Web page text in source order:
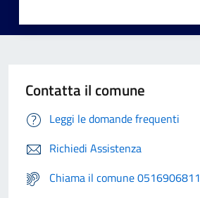
Contatta il comune
Leggi le domande frequenti
Richiedi Assistenza
Chiama il comune 0516906811